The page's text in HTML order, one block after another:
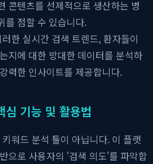
콘텐츠를 선제적으로 생산하는 병
를 점할 수 있습니다.
한 실시간 검색 트렌드, 환자들이
지에 대한 방대한 데이터를 분석하
력한 인사이트를 제공합니다.
기능 및 활용법
워드 분석 툴이 아닙니다. 이 플랫
으로 사용자의 '검색 의도'를 파악합